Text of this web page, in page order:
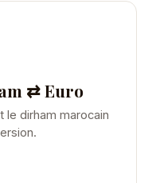
⇄ Euro
le dirham marocain